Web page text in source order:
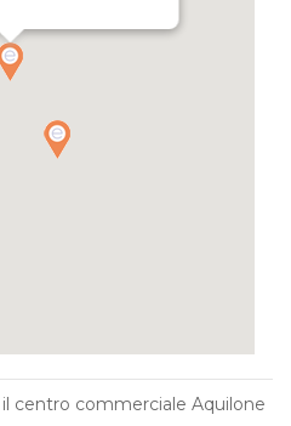
centro commerciale Aquilone